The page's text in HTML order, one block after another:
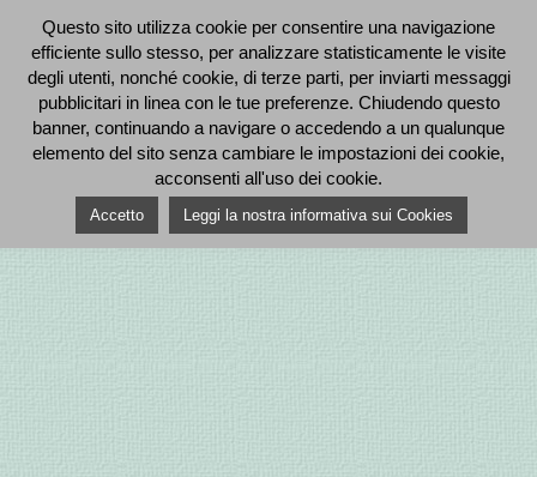
Questo sito utilizza cookie per consentire una navigazione
efficiente sullo stesso, per analizzare statisticamente le visite
degli utenti, nonché cookie, di terze parti, per inviarti messaggi
pubblicitari in linea con le tue preferenze. Chiudendo questo
banner, continuando a navigare o accedendo a un qualunque
elemento del sito senza cambiare le impostazioni dei cookie,
acconsenti all'uso dei cookie.
Accetto Leggi la nostra informativa sui Cookies